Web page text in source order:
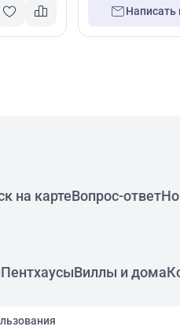
Написать
на картеВопрос-ответ
ПентхаусыВиллы и дома